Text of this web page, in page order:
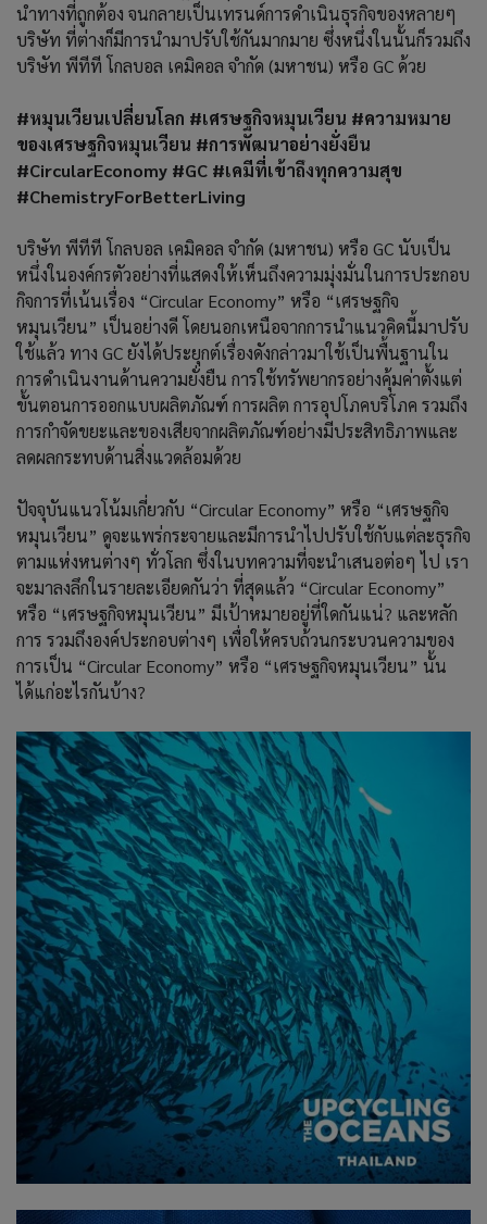
นำทางที่ถูกต้อง จนกลายเป็นเทรนด์การดำเนินธุรกิจของหลายๆ
บริษัท ที่ต่างก็มีการนำมาปรับใช้กันมากมาย ซึ่งหนึ่งในนั้นก็รวมถึง
บริษัท พีทีที โกลบอล เคมิคอล จำกัด (มหาชน) หรือ GC ด้วย
#หมุนเวียนเปลี่ยนโลก #เศรษฐกิจหมุนเวียน #ความหมาย
ของเศรษฐกิจหมุนเวียน #การพัฒนาอย่างยั่งยืน
#CircularEconomy #GC #เคมีที่เข้าถึงทุกความสุข
#ChemistryForBetterLiving
บริษัท พีทีที โกลบอล เคมิคอล จำกัด (มหาชน) หรือ GC นับเป็น
หนึ่งในองค์กรตัวอย่างที่แสดงให้เห็นถึงความมุ่งมั่นในการประกอบ
กิจการที่เน้นเรื่อง “Circular Economy” หรือ “เศรษฐกิจ
หมุนเวียน” เป็นอย่างดี โดยนอกเหนือจากการนำแนวคิดนี้มาปรับ
ใช้แล้ว ทาง GC ยังได้ประยุกต์เรื่องดังกล่าวมาใช้เป็นพื้นฐานใน
การดำเนินงานด้านความยั่งยืน การใช้ทรัพยากรอย่างคุ้มค่าตั้งแต่
ขั้นตอนการออกแบบผลิตภัณฑ์ การผลิต การอุปโภคบริโภค รวมถึง
การกำจัดขยะและของเสียจากผลิตภัณฑ์อย่างมีประสิทธิภาพและ
ลดผลกระทบด้านสิ่งแวดล้อมด้วย
ปัจจุบันแนวโน้มเกี่ยวกับ “Circular Economy” หรือ “เศรษฐกิจ
หมุนเวียน” ดูจะแพร่กระจายและมีการนำไปปรับใช้กับแต่ละธุรกิจ
ตามแห่งหนต่างๆ ทั่วโลก ซึ่งในบทความที่จะนำเสนอต่อๆ ไป เรา
จะมาลงลึกในรายละเอียดกันว่า ที่สุดแล้ว “Circular Economy”
หรือ “เศรษฐกิจหมุนเวียน” มีเป้าหมายอยู่ที่ใดกันแน่? และหลัก
การ รวมถึงองค์ประกอบต่างๆ เพื่อให้ครบถ้วนกระบวนความของ
การเป็น “Circular Economy” หรือ “เศรษฐกิจหมุนเวียน” นั้น
ได้แก่อะไรกันบ้าง?